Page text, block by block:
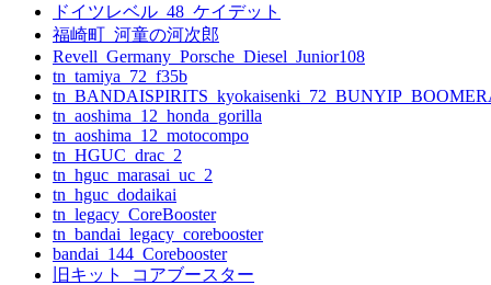
ドイツレベル_48_ケイデット
福崎町_河童の河次郎
Revell_Germany_Porsche_Diesel_Junior108
tn_tamiya_72_f35b
tn_aoshima_12_honda_gorilla
tn_aoshima_12_motocompo
tn_HGUC_drac_2
tn_hguc_marasai_uc_2
tn_hguc_dodaikai
tn_legacy_CoreBooster
tn_bandai_legacy_corebooster
bandai_144_Corebooster
旧キット_コアブースター